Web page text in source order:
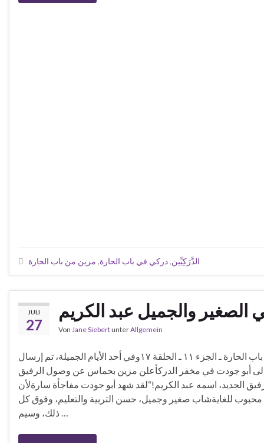
الدَّرَكِيِّين,دركي في باب الحارة, مزين من باب الحارة
JULI
27
الصغير والجميل عبد الكريم
Von Jane SiebertunterAllgemein
حدث في مسلسل باب الحارة ـ الجزء ١١ ـ الحلقة ١٧وفي أحد الأيام الجميلة، تم إرسال
أبو جودت في مخفر الدركأعلن مزين بحماس عن وصول الرفيق
الجديد، اسمه عبد الكريم!“لقد شهد أبو جودت مفاجأة سارةلأن
للغايةشاب صغير وجميل، حسن التربية والتعليم، وفوق كل